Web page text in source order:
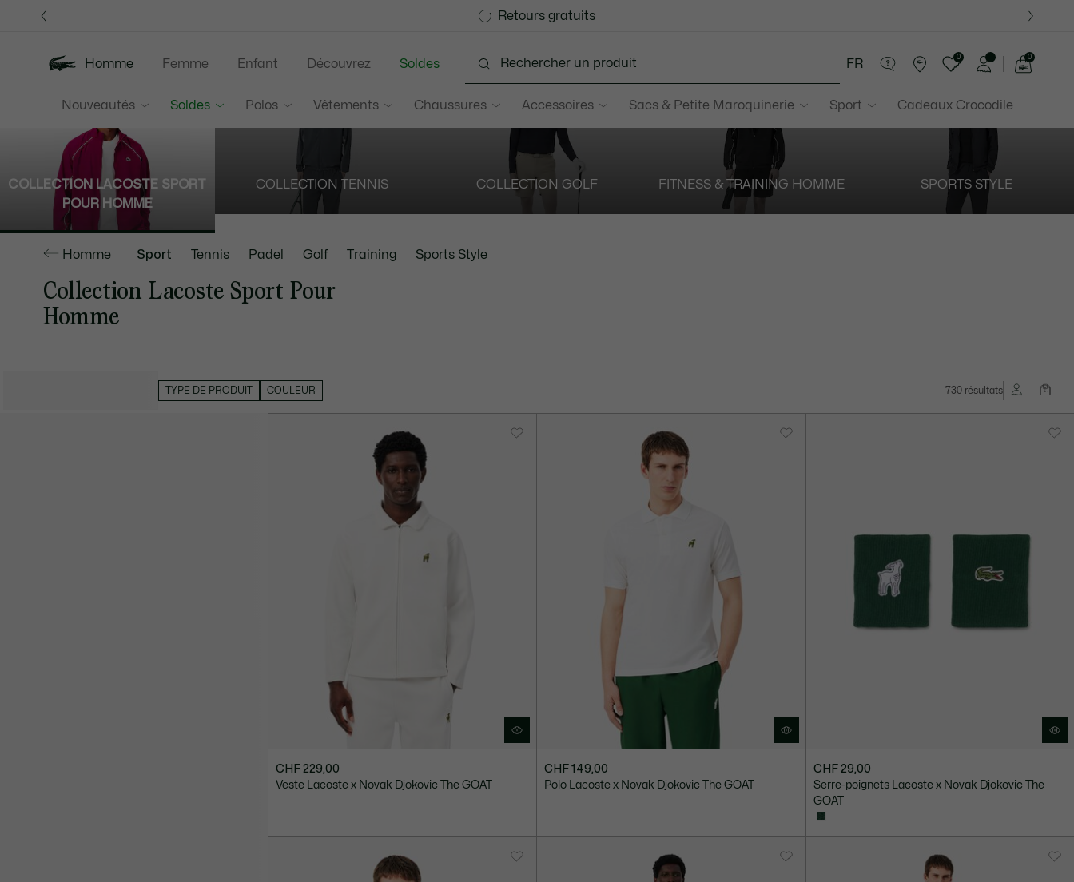
d’information
Retours gratuits
Devenez Lacoste Member!
Soldes jusqu'à -50%
Homme
Nouveautés Soldes Polos Vêtements Chaussures Accessoires Sacs & Petite Maroquinerie Sport Cadeaux Crocodile
Femme Enfant Découvrez Soldes FR
0
panier
0
COLLECTION LACOSTE SPORT
POUR HOMME
COLLECTION TENNIS COLLECTION GOLF FITNESS & TRAINING HOMME SPORTS STYLE
Homme Sport Tennis Padel Golf Training Sports Style
Collection Lacoste Sport Pour
Homme
TYPE DE PRODUIT COULEUR 730 résultats
CHF 229,00
Veste Lacoste x Novak Djokovic The GOAT
CHF 149,00
Polo Lacoste x Novak Djokovic The GOAT
CHF 29,00
Serre-poignets Lacoste x Novak Djokovic The
GOAT